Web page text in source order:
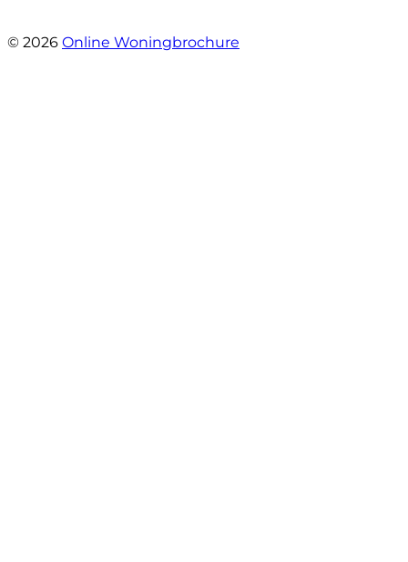
© 2026 Online Woningbrochure